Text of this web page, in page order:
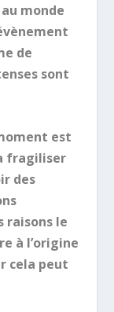
monde
de
sont
est
fragiliser
des
raisons le
à l’origine
cela peut